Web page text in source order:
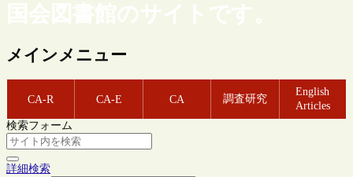
国会図書館のサイトです。
メインメニュー
CA-R CA-E CA 調査研究
English
Articles
検索フォーム
詳細検索